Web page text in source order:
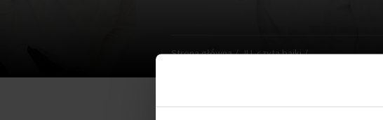
Strona główna JLL czyta bajki